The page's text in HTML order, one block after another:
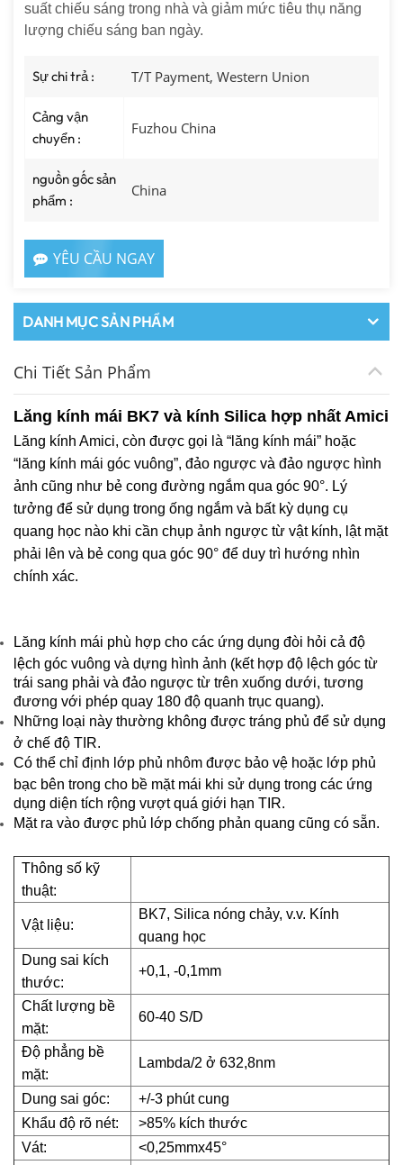
suất chiếu sáng trong nhà và giảm mức tiêu thụ năng
lượng chiếu sáng ban ngày.
Sự chi trả : T/T Payment, Western Union
Cảng vận
chuyển :
Fuzhou China
nguồn gốc sản
phẩm :
China
YÊU CẦU NGAY
DANH MỤC SẢN PHẨM
Chi Tiết Sản Phẩm
Lăng kính mái BK7 và kính Silica hợp nhất Amici
Lăng kính Amici, còn được gọi là “lăng kính mái” hoặc
“lăng kính mái góc vuông”, đảo ngược và đảo ngược hình
ảnh cũng như bẻ cong đường ngắm qua góc 90°. Lý
tưởng để sử dụng trong ống ngắm và bất kỳ dụng cụ
quang học nào khi cần chụp ảnh ngược từ vật kính, lật mặt
phải lên và bẻ cong qua góc 90° để duy trì hướng nhìn
chính xác.
Lăng kính mái phù hợp cho các ứng dụng đòi hỏi cả độ
lệch góc vuông và dựng hình ảnh (kết hợp độ lệch góc từ
trái sang phải và đảo ngược từ trên xuống dưới, tương
đương với phép quay 180 độ quanh trục quang).
Những loại này thường không được tráng phủ để sử dụng
ở chế độ TIR.
Có thể chỉ định lớp phủ nhôm được bảo vệ hoặc lớp phủ
bạc bên trong cho bề mặt mái khi sử dụng trong các ứng
dụng diện tích rộng vượt quá giới hạn TIR.
Mặt ra vào được phủ lớp chống phản quang cũng có sẵn.
Thông số kỹ
thuật:
Vật liệu:
BK7, Silica nóng chảy, v.v. Kính
quang học
Dung sai kích
thước:
+0,1, -0,1mm
Chất lượng bề
mặt:
60-40 S/D
Độ phẳng bề
mặt:
Lambda/2 ở 632,8nm
Dung sai góc:
+/-3 phút cung
Khẩu độ rõ nét:
>85% kích thước
Vát:
<0,25mmx45°